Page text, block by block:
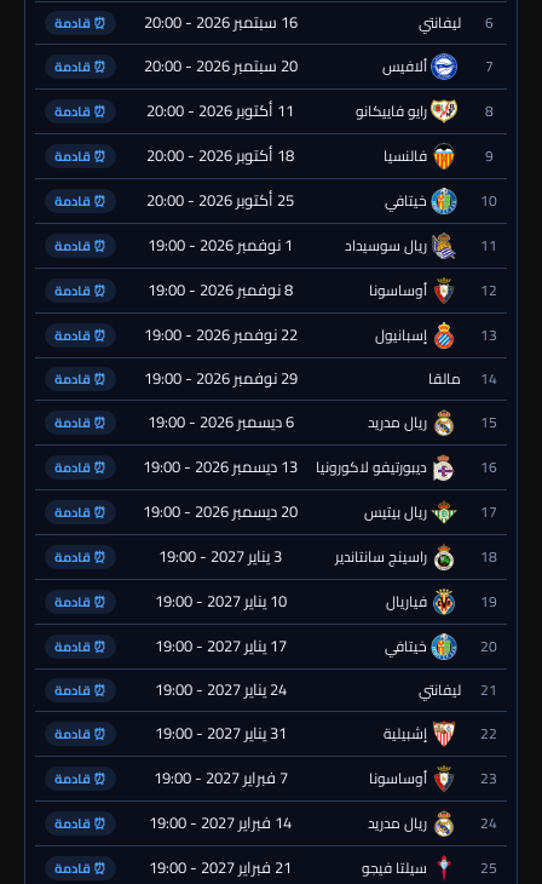
6 ليفانتي 16 سبتمبر 2026 - 20:00 ⏰ قادمة
7 ألافيس 20 سبتمبر 2026 - 20:00 ⏰ قادمة
8 رايو فاييكانو 11 أكتوبر 2026 - 20:00 ⏰ قادمة
9 فالنسيا 18 أكتوبر 2026 - 20:00 ⏰ قادمة
10 خيتافي 25 أكتوبر 2026 - 20:00 ⏰ قادمة
11 ريال سوسيداد 1 نوفمبر 2026 - 19:00 ⏰ قادمة
12 أوساسونا 8 نوفمبر 2026 - 19:00 ⏰ قادمة
13 إسبانيول 22 نوفمبر 2026 - 19:00 ⏰ قادمة
14 مالقا 29 نوفمبر 2026 - 19:00 ⏰ قادمة
15 ريال مدريد 6 ديسمبر 2026 - 19:00 ⏰ قادمة
16 ديبورتيفو لاكورونيا 13 ديسمبر 2026 - 19:00 ⏰ قادمة
17 ريال بيتيس 20 ديسمبر 2026 - 19:00 ⏰ قادمة
18 راسينج سانتاندير 3 يناير 2027 - 19:00 ⏰ قادمة
19 فياريال 10 يناير 2027 - 19:00 ⏰ قادمة
20 خيتافي 17 يناير 2027 - 19:00 ⏰ قادمة
21 ليفانتي 24 يناير 2027 - 19:00 ⏰ قادمة
22 إشبيلية 31 يناير 2027 - 19:00 ⏰ قادمة
23 أوساسونا 7 فبراير 2027 - 19:00 ⏰ قادمة
24 ريال مدريد 14 فبراير 2027 - 19:00 ⏰ قادمة
25 سيلتا فيجو 21 فبراير 2027 - 19:00 ⏰ قادمة